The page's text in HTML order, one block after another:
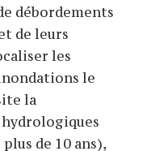
débordements
de leurs
les
le
la
de 10 ans),